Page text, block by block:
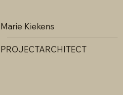
Marie Kiekens
PROJECTARCHITECT